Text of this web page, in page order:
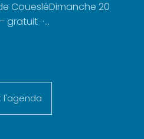
CouesléDimanche 20
gratuit ·...
l'agenda